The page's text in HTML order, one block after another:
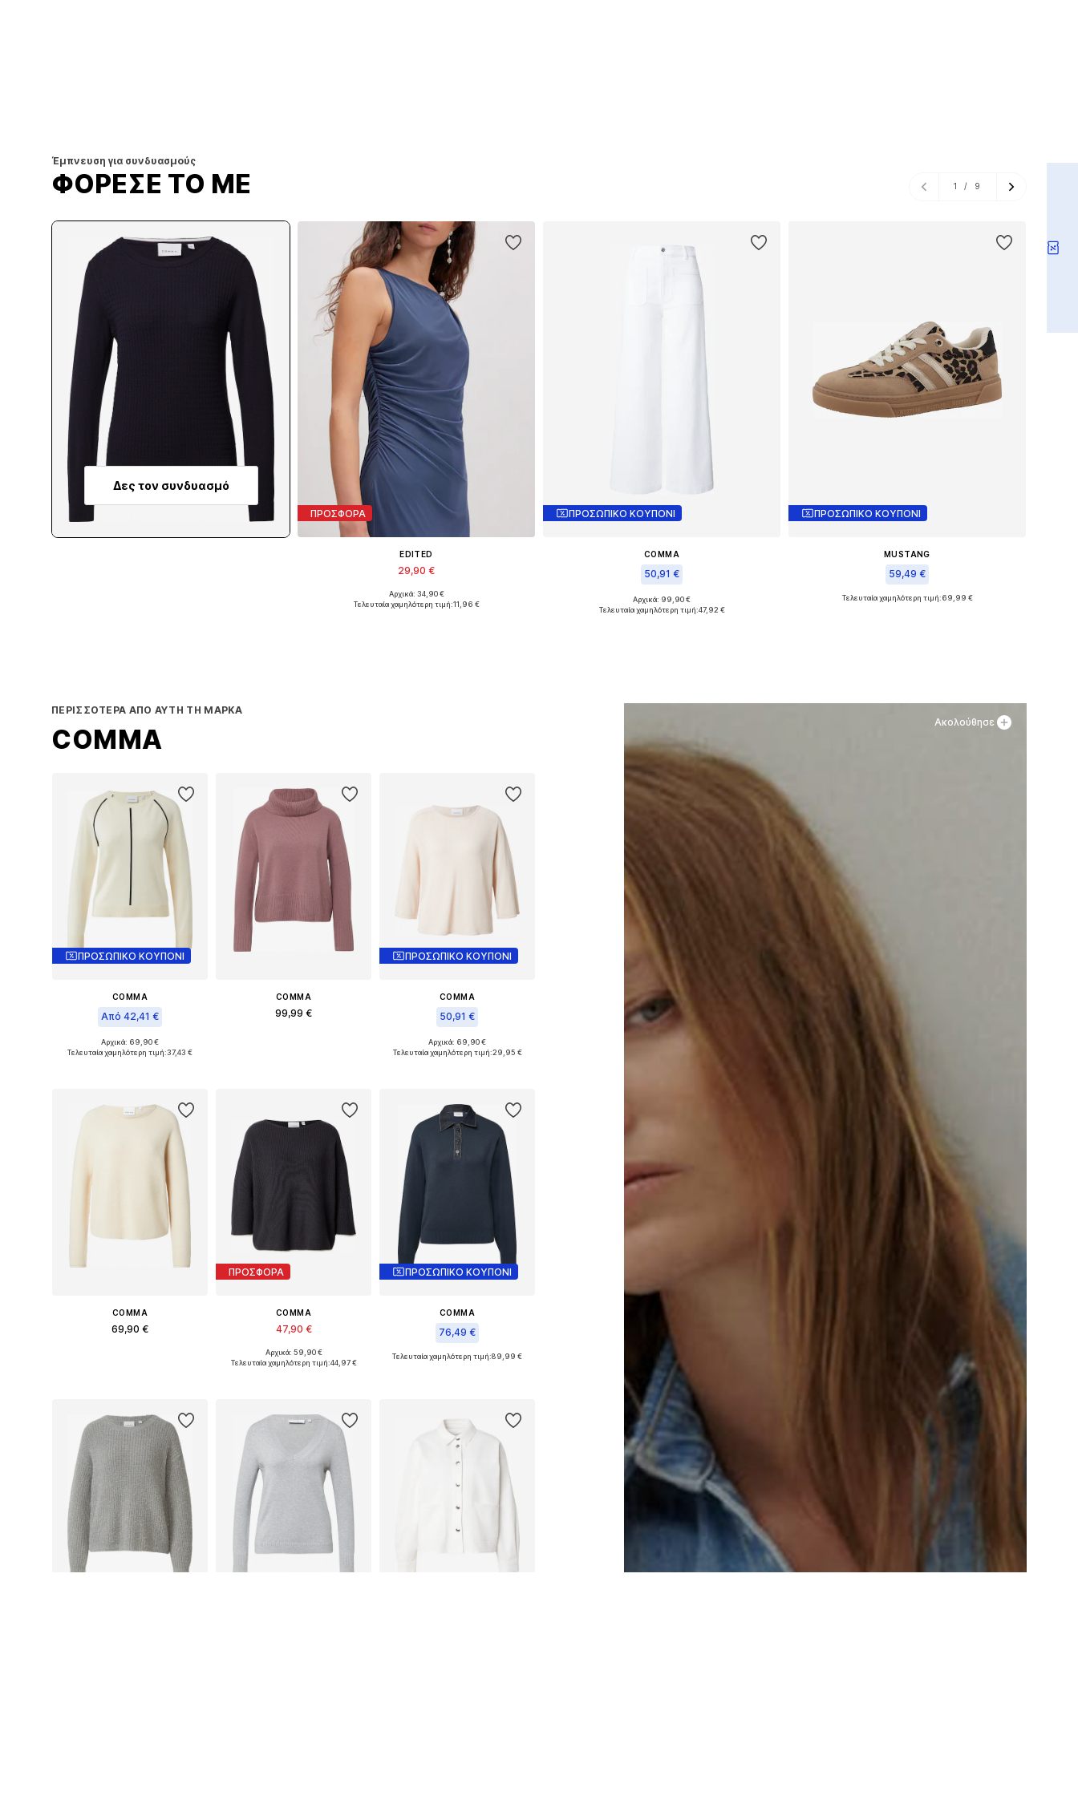
Έμπνευση για συνδυασμούς
ΦΟΡΕΣΕ ΤΟ ΜΕ 1 / 9
Δες τον συνδυασμό
ΠΡΟΣΦΟΡΑ
EDITED
29,90 €
Διαθέσιμα μεγέθη: 1
Αρχικά: 34,90 €
Τελευταία χαμηλότερη τιμή:11,96 €
ΠΡΟΣΩΠΙΚΟ ΚΟΥΠΟΝΙ
COMMA
50,91 €
Διαθέσιμα μεγέθη: 30-31
Αρχικά: 99,90 €
Τελευταία χαμηλότερη τιμή:47,92 €
ΠΡΟΣΩΠΙΚΟ ΚΟΥΠΟΝΙ
MUSTANG
59,49 €
Διαθέσιμα μεγέθη: 36, 37, 38, 42
Τελευταία χαμηλότερη τιμή:69,99 €
Ακολούθησε
ΠΕΡΙΣΣΌΤΕΡΑ ΑΠΌ ΑΥΤΉ ΤΗ ΜΆΡΚΑ
COMMA
ΠΡΟΣΩΠΙΚΟ ΚΟΥΠΟΝΙ
COMMA
Από 42,41 €
Διαθέσιμα μεγέθη: S, M, L, XXL
Αρχικά: 69,90 €
Τελευταία χαμηλότερη τιμή:37,43 €
COMMA
99,99 €
ΠΡΟΣΩΠΙΚΟ ΚΟΥΠΟΝΙ
COMMA
50,91 €
Διαθέσιμο σε πολλά μεγέθη
Αρχικά: 69,90 €
Τελευταία χαμηλότερη τιμή:29,95 €
COMMA
69,90 €
ΠΡΟΣΦΟΡΑ
COMMA
47,90 €
Αρχικά: 59,90 €
Τελευταία χαμηλότερη τιμή:44,97 €
ΠΡΟΣΩΠΙΚΟ ΚΟΥΠΟΝΙ
COMMA
76,49 €
Διαθέσιμο σε πολλά μεγέθη
Τελευταία χαμηλότερη τιμή:89,99 €